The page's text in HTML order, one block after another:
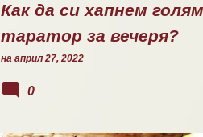
Как да си хапнем голям
таратор за вечеря?
на април 27, 2022
0